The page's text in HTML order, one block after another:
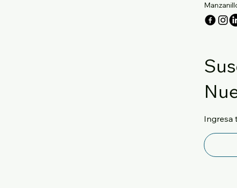
Ingresa